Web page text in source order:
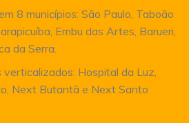
8 municípios: São Paulo, Taboão
Embu das Artes, Barueri,
da Serra.
verticalizados: Hospital da Luz,
Next Butantã e Next Santo